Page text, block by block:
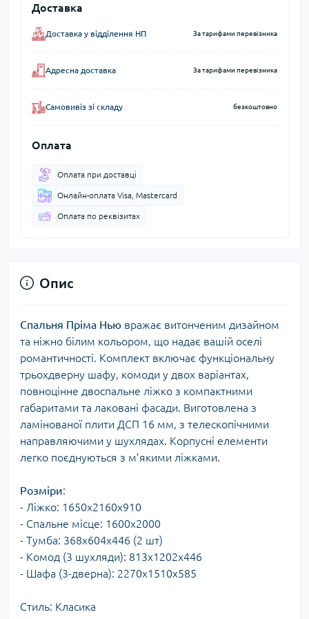
Доставка
Доставка у відділення НП За тарифами перевізника
Адресна доставка За тарифами перевізника
Самовивіз зі складу безкоштовно
Оплата
Оплата при доставці
Онлайн-оплата Visa, Mastercard
Оплата по реквізитах
Опис
Спальня Пріма Нью вражає витонченим дизайном
та ніжно білим кольором, що надає вашій оселі
романтичності. Комплект включає функціональну
трьохдверну шафу, комоди у двох варіантах,
повноцінне двоспальне ліжко з компактними
габаритами та лаковані фасади. Виготовлена з
ламінованої плити ДСП 16 мм, з телескопічними
направляючими у шухлядах. Корпусні елементи
легко поєднуються з м’якими ліжками.
Розміри:
- Ліжко: 1650х2160х910
- Спальне місце: 1600х2000
- Тумба: 368х604х446 (2 шт)
- Комод (3 шухляди): 813х1202х446
- Шафа (3-дверна): 2270х1510х585
Стиль: Класика